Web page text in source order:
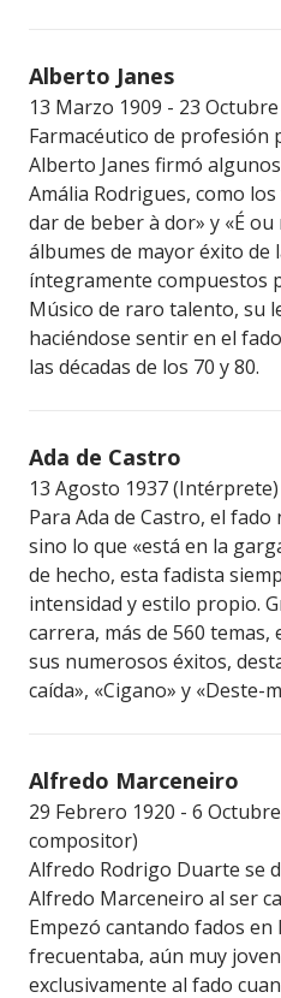
Alberto Janes
13 Marzo 1909 - 23
Farmacéutico de profesión
Alberto Janes firmó
Amália Rodrigues, como
dar de beber à dor» y «É
álbumes de mayor éxito de
íntegramente compuestos
Músico de raro talento, su
haciéndose sentir en el
las décadas de los 70 y 80.
Ada de Castro
13 Agosto 1937 (Intérprete)
Para Ada de Castro, el fado
sino lo que «está en la
de hecho, esta fadista
intensidad y estilo propio.
carrera, más de 560 temas,
sus numerosos éxitos,
caída», «Cigano» y «Deste-
Alfredo Marceneiro
29 Febrero 1920 - 6
compositor)
Alfredo Rodrigo Duarte se
Alfredo Marceneiro al ser
Empezó cantando fados
frecuentaba, aún muy
exclusivamente al fado